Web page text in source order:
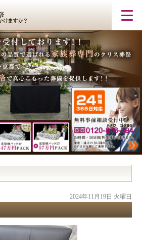
2024年11月19日 火曜日